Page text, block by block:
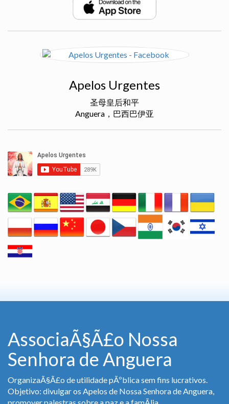
Apelos Urgentes
圣母皇后和平
Anguera，巴西巴伊亚
AssociaÃ§Ã£o Nossa
Senhora de Anguera
OrganizaÃ§Ã£o de utilidade pÃºblica sem fins lucrativos.
Objetivo: divulgar os Apelos de Nossa Senhora de Anguera,